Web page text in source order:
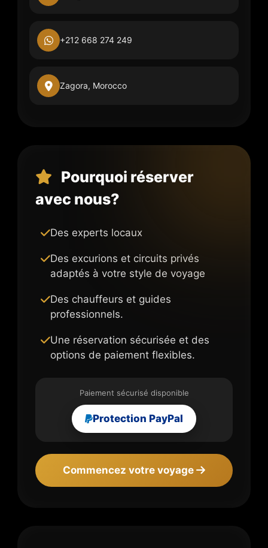
+212 668 274 249
Zagora, Morocco
Pourquoi réserver
avec nous?
Des experts locaux
Des excurions et circuits privés
adaptés à votre style de voyage
Des chauffeurs et guides
professionnels.
Une réservation sécurisée et des
options de paiement flexibles.
Paiement sécurisé disponible
Protection PayPal
Commencez votre voyage